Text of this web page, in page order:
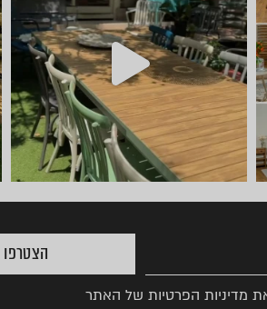
מדיניות הפרטיות של האתר
הצטרפו